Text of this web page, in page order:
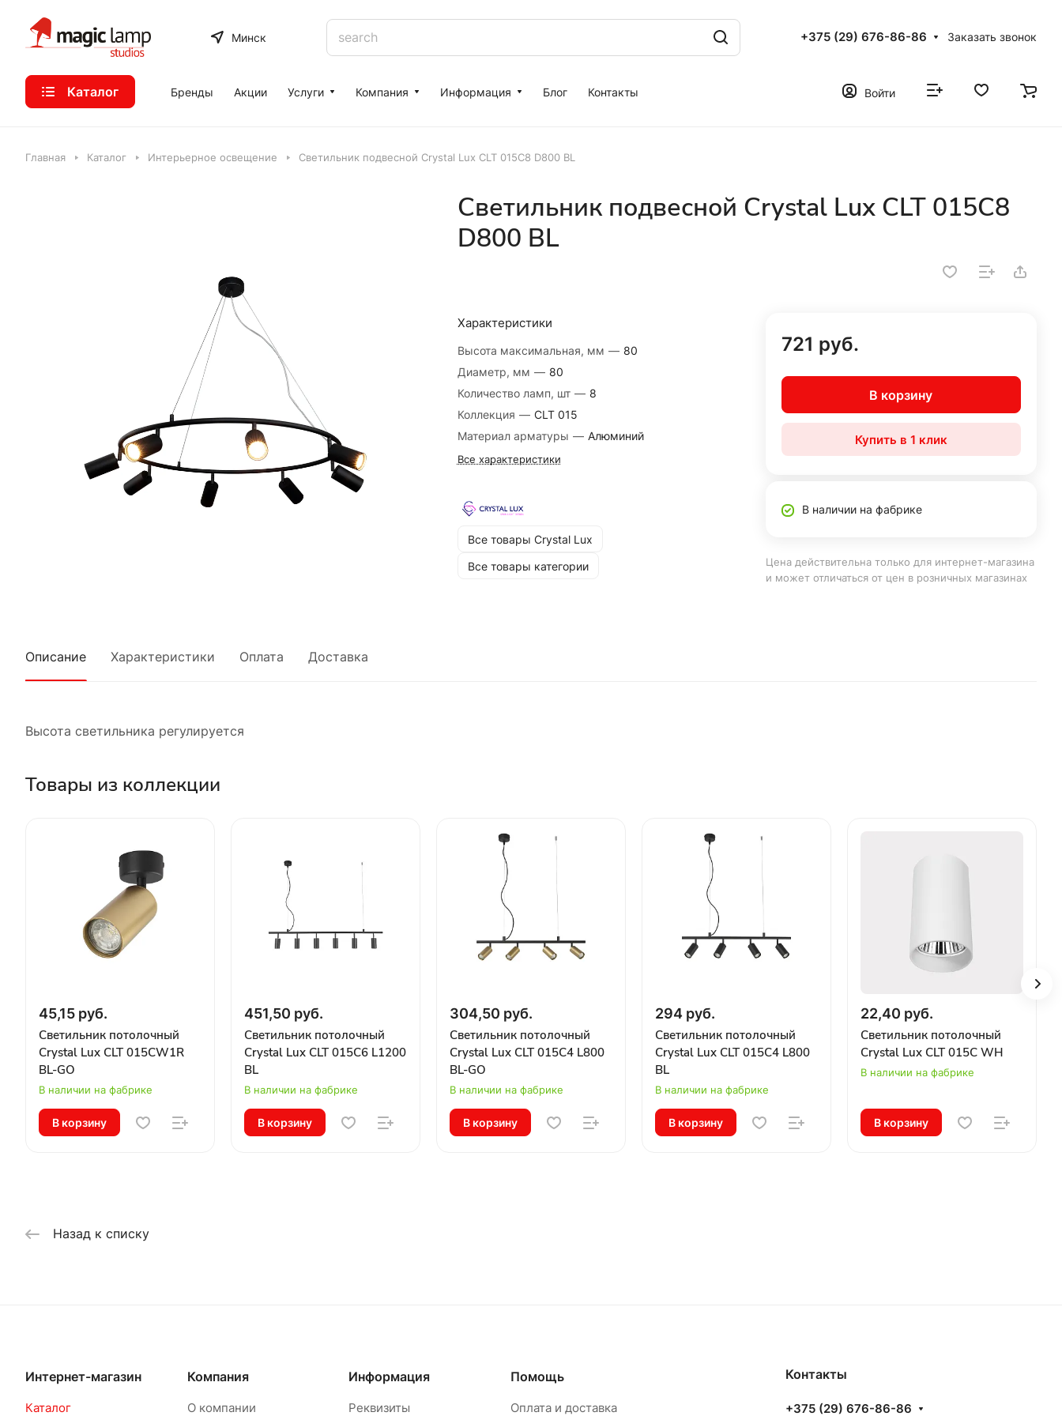
Минск +375 (29) 676-86-86 Заказать звонок
Каталог Бренды Акции Услуги Компания Информация Блог Контакты Войти
Главная Каталог Интерьерное освещение Светильник подвесной Crystal Lux CLT 015C8 D800 BL
Светильник подвесной Crystal Lux CLT 015C8
D800 BL
Характеристики
Высота максимальная, мм — 80
Диаметр, мм — 80
Количество ламп, шт — 8
Коллекция — CLT 015
Материал арматуры — Алюминий
Все характеристики
Все товары Crystal Lux
Все товары категории
721 руб.
В корзину
Купить в 1 клик
В наличии на фабрике
Цена действительна только для интернет-магазина
и может отличаться от цен в розничных магазинах
Описание Характеристики Оплата Доставка
Высота светильника регулируется
Товары из коллекции
45,15 руб.
Светильник потолочный
Crystal Lux CLT 015CW1R
BL-GO
В наличии на фабрике
В корзину
451,50 руб.
Светильник потолочный
Crystal Lux CLT 015C6 L1200
BL
В наличии на фабрике
В корзину
304,50 руб.
Светильник потолочный
Crystal Lux CLT 015C4 L800
BL-GO
В наличии на фабрике
В корзину
294 руб.
Светильник потолочный
Crystal Lux CLT 015C4 L800
BL
В наличии на фабрике
В корзину
22,40 руб.
Светильник потолочный
Crystal Lux CLT 015C WH
В наличии на фабрике
В корзину
Назад к списку
Интернет-магазин
Каталог
Компания
О компании
Информация
Реквизиты
Помощь
Оплата и доставка
Контакты
+375 (29) 676-86-86